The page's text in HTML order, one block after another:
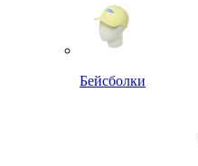
Бейсболки